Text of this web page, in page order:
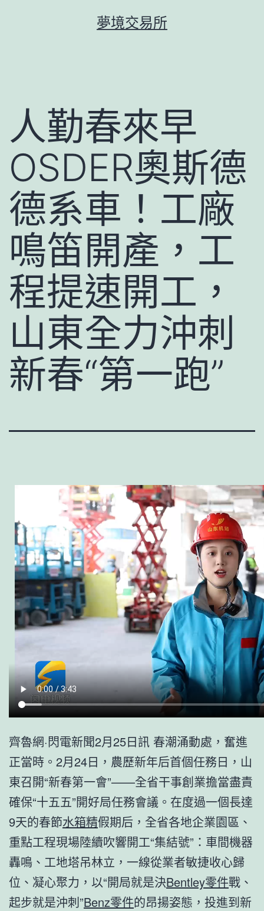
夢境交易所
人勤春來早
OSDER奧斯德
德系車！工廠
鳴笛開產，工
程提速開工，
山東全力沖刺
新春“第一跑”
齊魯網·閃電新聞2月25日訊 春潮涌動處，奮進
正當時。2月24日，農歷新年后首個任務日，山
東召開“新春第一會”——全省干事創業擔當盡責
確保“十五五”開好局任務會議。在度過一個長達
9天的春節水箱精假期后，全省各地企業園區、
重點工程現場陸續吹響開工“集結號”：車間機器
轟鳴、工地塔吊林立，一線從業者敏捷收心歸
位、凝心聚力，以“開局就是決Bentley零件戰、
起步就是沖刺”Benz零件的昂揚姿態，投進到新